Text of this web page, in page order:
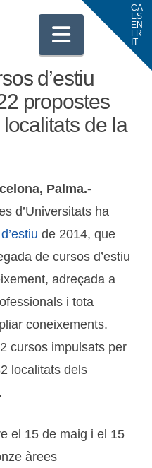
d’estiu
propostes
de la
Palma.-
d’Universitats ha
de 2014, que
de cursos d’estiu
adreçada a
i tota
coneixements.
cursos impulsats per
localitats dels
el 15 de maig i el 15
àrees